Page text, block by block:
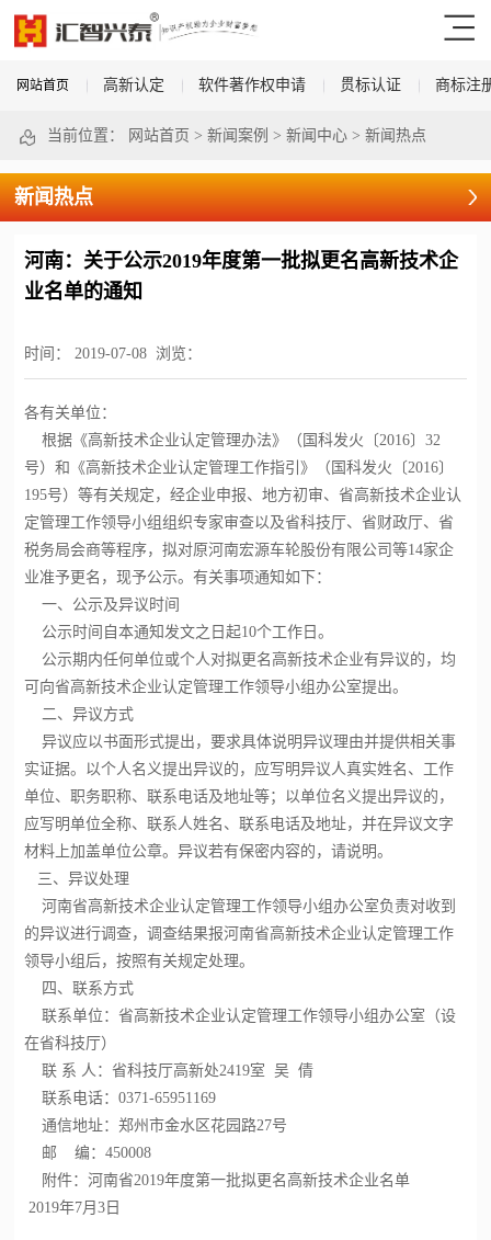
网站首页 高新认定 软件著作权申请 贯标认证 商标注
当前位置： 网站首页 > 新闻案例 > 新闻中心> 新闻热点
新闻热点
河南：关于公示2019年度第一批拟更名高新技术企
业名单的通知
时间： 2019-07-08 浏览：
各有关单位：
根据《高新技术企业认定管理办法》（国科发火〔2016〕32
号）和《高新技术企业认定管理工作指引》（国科发火〔2016〕
195号）等有关规定，经企业申报、地方初审、省高新技术企业认
定管理工作领导小组组织专家审查以及省科技厅、省财政厅、省
税务局会商等程序，拟对原河南宏源车轮股份有限公司等14家企
业准予更名，现予公示。有关事项通知如下：
一、公示及异议时间
公示时间自本通知发文之日起10个工作日。
公示期内任何单位或个人对拟更名高新技术企业有异议的，均
可向省高新技术企业认定管理工作领导小组办公室提出。
二、异议方式
异议应以书面形式提出，要求具体说明异议理由并提供相关事
实证据。以个人名义提出异议的，应写明异议人真实姓名、工作
单位、职务职称、联系电话及地址等；以单位名义提出异议的，
应写明单位全称、联系人姓名、联系电话及地址，并在异议文字
材料上加盖单位公章。异议若有保密内容的，请说明。
三、异议处理
河南省高新技术企业认定管理工作领导小组办公室负责对收到
的异议进行调查，调查结果报河南省高新技术企业认定管理工作
领导小组后，按照有关规定处理。
四、联系方式
联系单位：省高新技术企业认定管理工作领导小组办公室（设
在省科技厅）
联 系 人：省科技厅高新处2419室 吴 倩
联系电话：0371-65951169
通信地址：郑州市金水区花园路27号
邮 编：450008
附件：河南省2019年度第一批拟更名 高新技术企业名单
2019年7月3日